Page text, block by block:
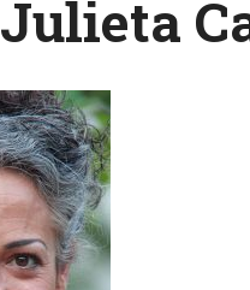
Julieta